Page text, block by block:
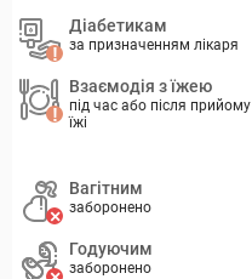
Діабетикам
за призначенням лікаря
Взаємодія з їжею
під час або після прийому
їжі
Вагітним
заборонено
Годуючим
заборонено